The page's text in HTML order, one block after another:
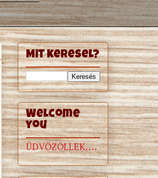
Mit keresel?
Welcome
you
ÜDVÖZÖLLEK....